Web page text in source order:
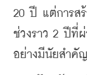
20 ปี แต่การสร้
ช่วงราว 2 ปีที่
อย่างมีนัยสำคัญ